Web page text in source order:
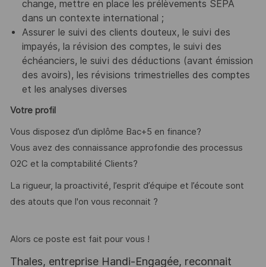
change, mettre en place les prélèvements SEPA
dans un contexte international ;
Assurer le suivi des clients douteux, le suivi des
impayés, la révision des comptes, le suivi des
échéanciers, le suivi des déductions (avant émission
des avoirs), les révisions trimestrielles des comptes
et les analyses diverses
Votre profil
Vous disposez d’un diplôme Bac+5 en finance?
Vous avez des connaissance approfondie des processus
O2C et la comptabilité Clients?
La rigueur, la proactivité, l’esprit d’équipe et l’écoute sont
des atouts que l'on vous reconnait ?
Alors ce poste est fait pour vous !
Thales, entreprise Handi-Engagée, reconnait